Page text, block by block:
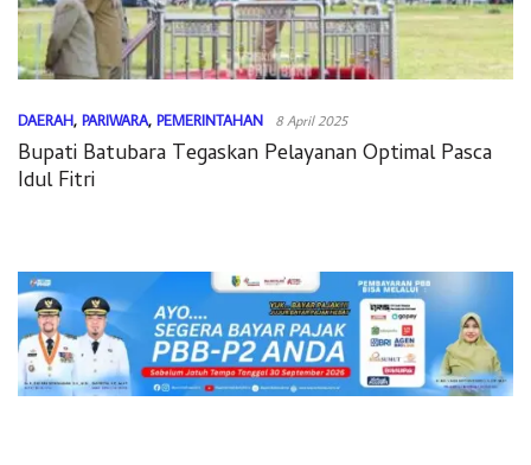
DAERAH, PARIWARA, PEMERINTAHAN 8 April 2025
Bupati Batubara Tegaskan Pelayanan Optimal Pasca
Idul Fitri